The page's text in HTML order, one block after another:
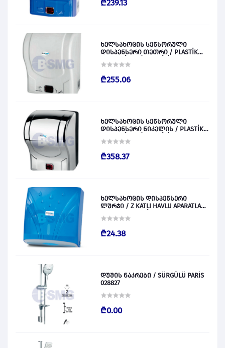
₾239.13
ხელსახოცის სენსორული
დისპენსერი თეთრი / PLASTİK
028829
₾255.06
ხელსახოცის სენსორული
დისპენსერი ნიკელის / PLASTİK
028830
₾358.37
ხელსახოცის დისპენსერი
ლურჯი / Z KATLI HAVLU APARATLARI
₾24.38
დუშის ნაკრები / SÜRGÜLÜ PARİS
028827
₾0.00